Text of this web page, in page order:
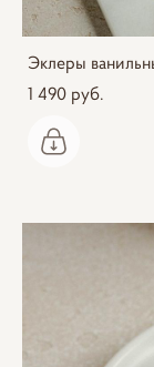
Эклеры
1 490 pуб.